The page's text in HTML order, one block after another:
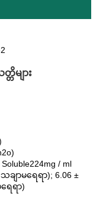
များ
/ ml
ေချာမရေရာ); 6.06 ±
ေရာ)